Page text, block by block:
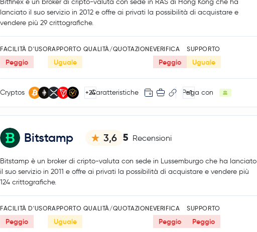
lanciato il suo servizio in 2012 e offre ai privati la possibilità di acquistare e
vendere più 29 crittografiche.
FACILITÀ D'USO
Peggio
RAPPORTO QUALITÀ/QUOTAZIONE
Uguale
VERIFICA
Peggio
SUPPORTO
Uguale
Cryptos +24Caratteristiche +1
Paga con
Bitstamp 3,6 5 Recensioni
Bitstamp è un broker di cripto-valuta con sede in Lussemburgo che ha lanciato
il suo servizio in 2011 e offre ai privati la possibilità di acquistare e vendere più
124 crittografiche.
FACILITÀ D'USO
Peggio
RAPPORTO QUALITÀ/QUOTAZIONE
Uguale
VERIFICA
Peggio
SUPPORTO
Peggio